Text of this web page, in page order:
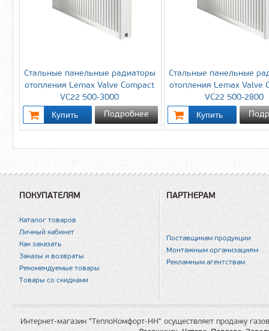
Стальные панельные радиаторы
отопления Lemax Valve Compact
VC22 500-3000
Подробнее
Стальные панельные
отопления Lemax Valve
VC22 500-2800
ПОКУПАТЕЛЯМ
Каталог товаров
Личный кабинет
Как заказать
Заказы и возвраты
Рекомендуемые товары
Товары со скидками
ПАРТНЕРАМ
Поставщикам продукции
Монтажным организациям
Рекламным агентствам
Интернет-магазин "ТеплоКомфорт-НН" осуществляет продажу